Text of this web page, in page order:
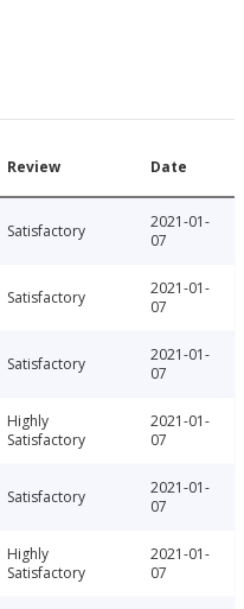
Review Date
Satisfactory
2021-01-
07
Satisfactory
2021-01-
07
Satisfactory
2021-01-
07
Highly
Satisfactory
2021-01-
07
Satisfactory
2021-01-
07
Highly
Satisfactory
2021-01-
07